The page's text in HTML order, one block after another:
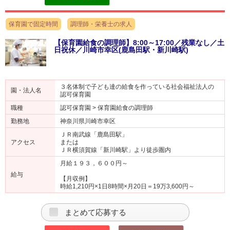
保育園で固定時間 調理師・栄養士の求人
【保育園給食の調理師】8:00～17:00／残業なし／土
日祝休／川崎市幸区(鹿島田駅・新川崎駅)
園・法人名
３名体制で子ども達の給食を作っている社会福祉法人の
認可保育園
職種
認可保育園 > 保育園給食の調理師
勤務地
神奈川県川崎市幸区
アクセス
ＪＲ南武線「鹿島田駅」
または
ＪＲ横須賀線「新川崎駅」より徒歩圏内
給与
月給１９３，６００円～
【月収例】
時給1,210円×1日8時間×月20日＝19万3,600円～
まとめて応募する